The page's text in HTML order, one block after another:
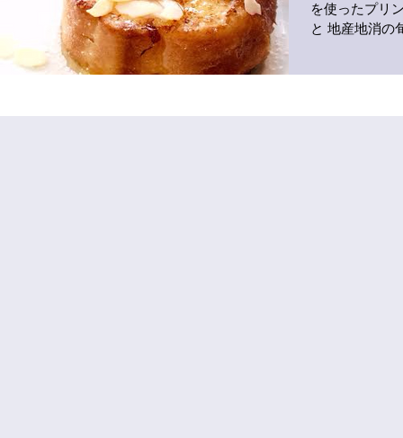
を使ったプリ
と 地産地消